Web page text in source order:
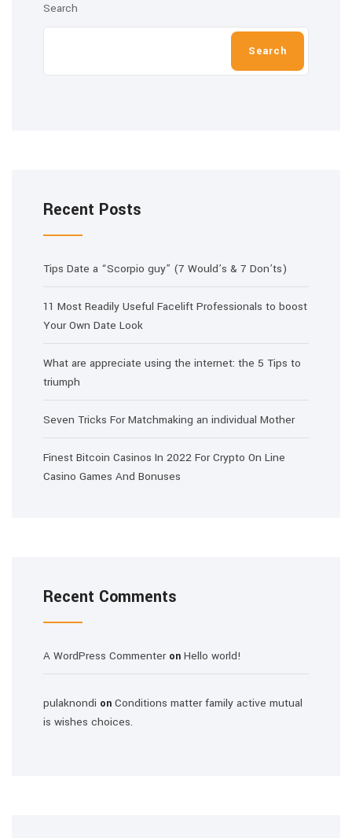
Search
Search
Recent Posts
Tips Date a “Scorpio guy” (7 Would’s & 7 Don’ts)
11 Most Readily Useful Facelift Professionals to boost
Your Own Date Look
What are appreciate using the internet: the 5 Tips to
triumph
Seven Tricks For Matchmaking an individual Mother
Finest Bitcoin Casinos In 2022 For Crypto On Line
Casino Games And Bonuses
Recent Comments
A WordPress Commenteron Hello world!
pulaknondi on Conditions matter family active mutual
is wishes choices.